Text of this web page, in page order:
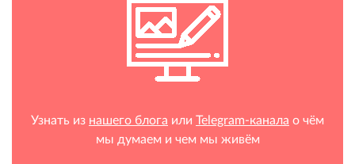
Узнать из нашего блога или Telegram-канала о чём
мы думаем и чем мы живём